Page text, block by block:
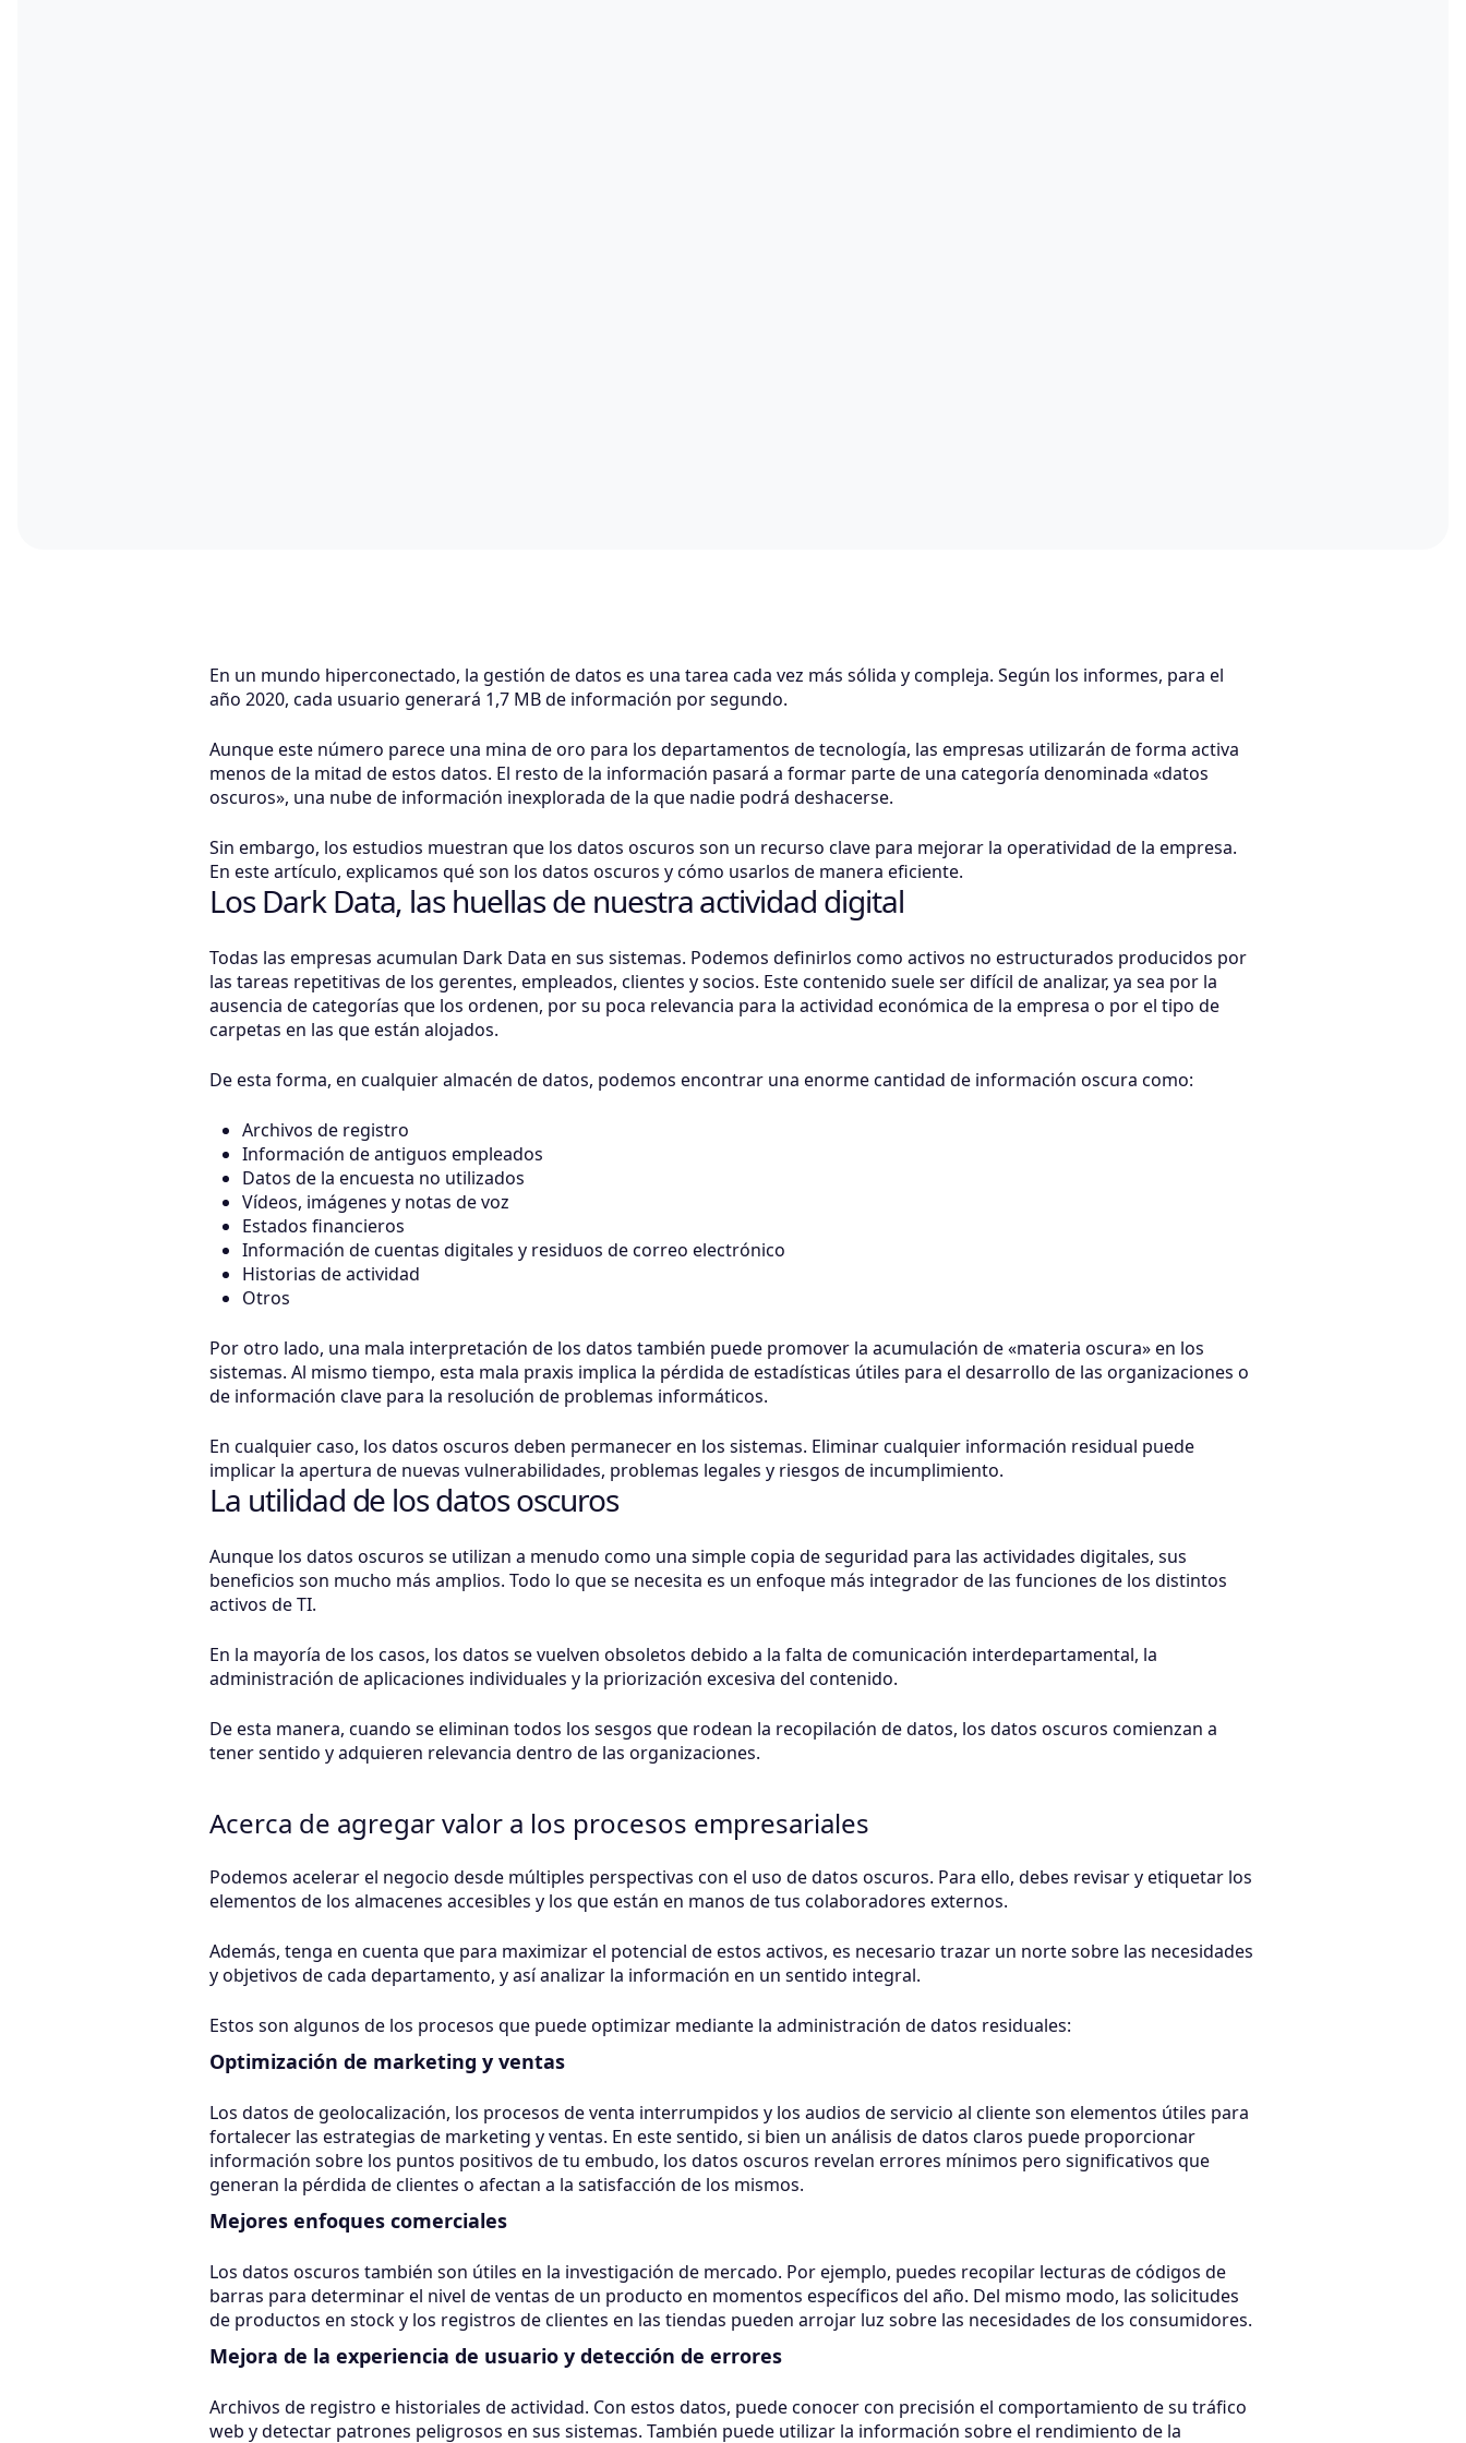
En un mundo hiperconectado, la gestión de datos es una tarea cada vez más sólida y compleja. Según los informes, para el
año 2020, cada usuario generará 1,7 MB de información por segundo.
Aunque este número parece una mina de oro para los departamentos de tecnología, las empresas utilizarán de forma activa
menos de la mitad de estos datos. El resto de la información pasará a formar parte de una categoría denominada «datos
oscuros», una nube de información inexplorada de la que nadie podrá deshacerse.
Sin embargo, los estudios muestran que los datos oscuros son un recurso clave para mejorar la operatividad de la empresa.
En este artículo, explicamos qué son los datos oscuros y cómo usarlos de manera eficiente.
Los Dark Data, las huellas de nuestra actividad digital
Todas las empresas acumulan Dark Data en sus sistemas. Podemos definirlos como activos no estructurados producidos por
las tareas repetitivas de los gerentes, empleados, clientes y socios. Este contenido suele ser difícil de analizar, ya sea por la
ausencia de categorías que los ordenen, por su poca relevancia para la actividad económica de la empresa o por el tipo de
carpetas en las que están alojados.
De esta forma, en cualquier almacén de datos, podemos encontrar una enorme cantidad de información oscura como:
Archivos de registro
Información de antiguos empleados
Datos de la encuesta no utilizados
Vídeos, imágenes y notas de voz
Estados financieros
Información de cuentas digitales y residuos de correo electrónico
Historias de actividad
Otros
Por otro lado, una mala interpretación de los datos también puede promover la acumulación de «materia oscura» en los
sistemas. Al mismo tiempo, esta mala praxis implica la pérdida de estadísticas útiles para el desarrollo de las organizaciones o
de información clave para la resolución de problemas informáticos.
En cualquier caso, los datos oscuros deben permanecer en los sistemas. Eliminar cualquier información residual puede
implicar la apertura de nuevas vulnerabilidades, problemas legales y riesgos de incumplimiento.
La utilidad de los datos oscuros
Aunque los datos oscuros se utilizan a menudo como una simple copia de seguridad para las actividades digitales, sus
beneficios son mucho más amplios. Todo lo que se necesita es un enfoque más integrador de las funciones de los distintos
activos de TI.
En la mayoría de los casos, los datos se vuelven obsoletos debido a la falta de comunicación interdepartamental, la
administración de aplicaciones individuales y la priorización excesiva del contenido.
De esta manera, cuando se eliminan todos los sesgos que rodean la recopilación de datos, los datos oscuros comienzan a
tener sentido y adquieren relevancia dentro de las organizaciones.
Acerca de agregar valor a los procesos empresariales
Podemos acelerar el negocio desde múltiples perspectivas con el uso de datos oscuros. Para ello, debes revisar y etiquetar los
elementos de los almacenes accesibles y los que están en manos de tus colaboradores externos.
Además, tenga en cuenta que para maximizar el potencial de estos activos, es necesario trazar un norte sobre las necesidades
y objetivos de cada departamento, y así analizar la información en un sentido integral.
Estos son algunos de los procesos que puede optimizar mediante la administración de datos residuales:
Optimización de marketing y ventas
Los datos de geolocalización, los procesos de venta interrumpidos y los audios de servicio al cliente son elementos útiles para
fortalecer las estrategias de marketing y ventas. En este sentido, si bien un análisis de datos claros puede proporcionar
información sobre los puntos positivos de tu embudo, los datos oscuros revelan errores mínimos pero significativos que
generan la pérdida de clientes o afectan a la satisfacción de los mismos.
Mejores enfoques comerciales
Los datos oscuros también son útiles en la investigación de mercado. Por ejemplo, puedes recopilar lecturas de códigos de
barras para determinar el nivel de ventas de un producto en momentos específicos del año. Del mismo modo, las solicitudes
de productos en stock y los registros de clientes en las tiendas pueden arrojar luz sobre las necesidades de los consumidores.
Mejora de la experiencia de usuario y detección de errores
Archivos de registro e historiales de actividad. Con estos datos, puede conocer con precisión el comportamiento de su tráfico
web y detectar patrones peligrosos en sus sistemas. También puede utilizar la información sobre el rendimiento de la